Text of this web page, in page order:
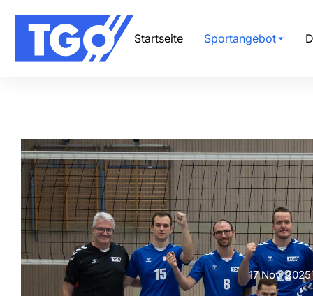
Startseite Sportangebot
17 Nov. 2025